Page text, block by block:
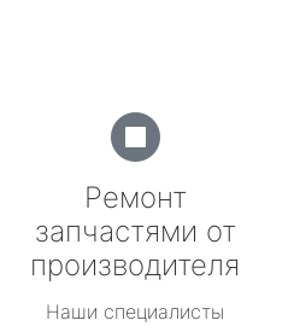
Ремонт
запчастями от
производителя
Наши специалисты